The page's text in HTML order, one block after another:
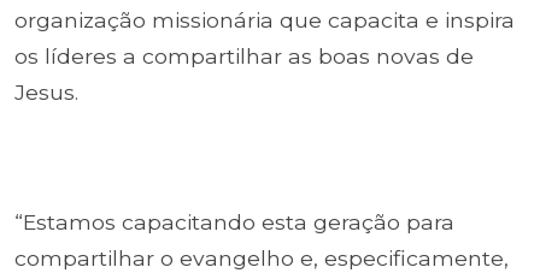
organização missionária que capacita e inspira
os líderes a compartilhar as boas novas de
Jesus.
“Estamos capacitando esta geração para
compartilhar o evangelho e, especificamente,